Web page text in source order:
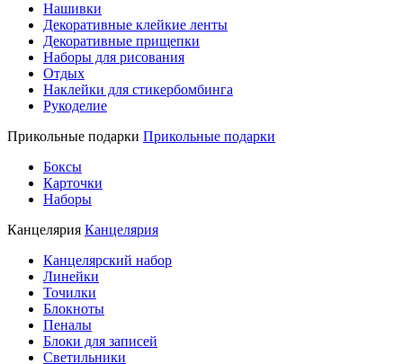
Нашивки
Декоративные клейкие ленты
Декоративные прищепки
Наборы для рисования
Отдых
Наклейки для стикербомбинга
Рукоделие
Прикольные подарки Прикольные подарки
Боксы
Карточки
Наборы
Канцелярия Канцелярия
Канцелярский набор
Линейки
Точилки
Блокноты
Пеналы
Блоки для записей
Светильники